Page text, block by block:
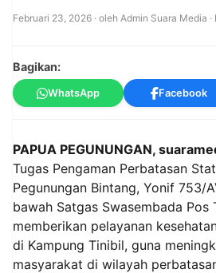
Februari 23, 2026 · oleh Admin Suara Media ·
Bagikan:
WhatsApp Facebook
PAPUA PEGUNUNGAN,
Tugas Pengaman Perbatasan
Pegunungan Bintang, Yonif 753/
bawah Satgas Swasembada Pos
memberikan pelayanan
di Kampung Tinibil, guna
masyarakat di wilayah